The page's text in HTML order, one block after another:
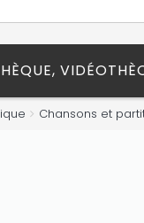
Chansons et